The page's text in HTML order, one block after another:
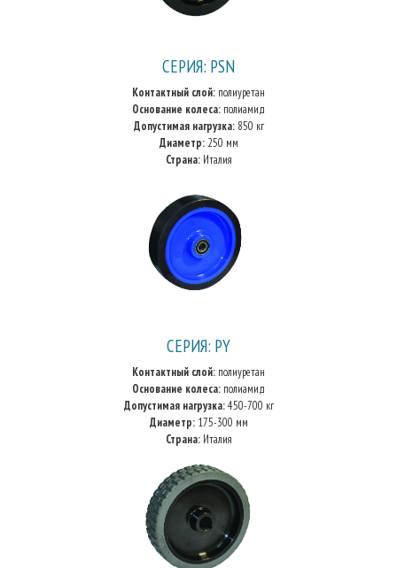
СЕРИЯ: PSN
Контактный слой: полиуретан
Основание колеса: полиамид
Допустимая нагрузка:850 кг
Диаметр:250 мм
Страна:Италия
СЕРИЯ: PY
Контактный слой: полиуретан
Основание колеса: полиамид
Допустимая нагрузка:450-700 кг
Диаметр:175-300 мм
Страна:Италия